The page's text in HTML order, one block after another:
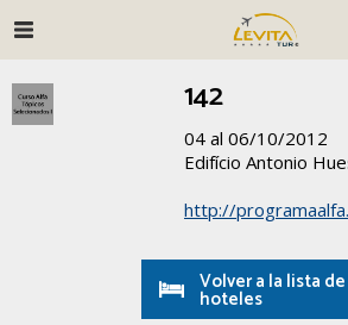
142
04 al 06/10/2012
Edifício Antonio
http://
Volver a la lista de
hoteles